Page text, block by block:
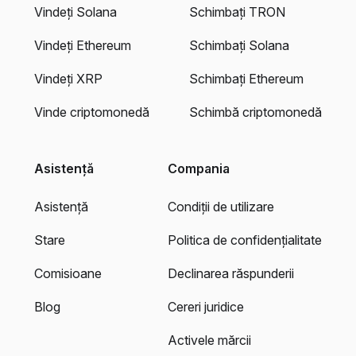
Vindeți Solana
Vindeți Ethereum
Vindeți XRP
Vinde criptomonedă
Schimbați TRON
Schimbați Solana
Schimbați Ethereum
Schimbă criptomonedă
Asistență
Asistență
Stare
Comisioane
Blog
Compania
Condiții de utilizare
Politica de confidențialitate
Declinarea răspunderii
Cereri juridice
Activele mărcii